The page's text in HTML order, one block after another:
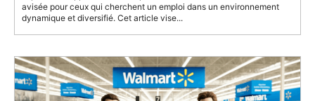
avisée pour ceux qui cherchent un emploi dans un environnement
dynamique et diversifié. Cet article vise...